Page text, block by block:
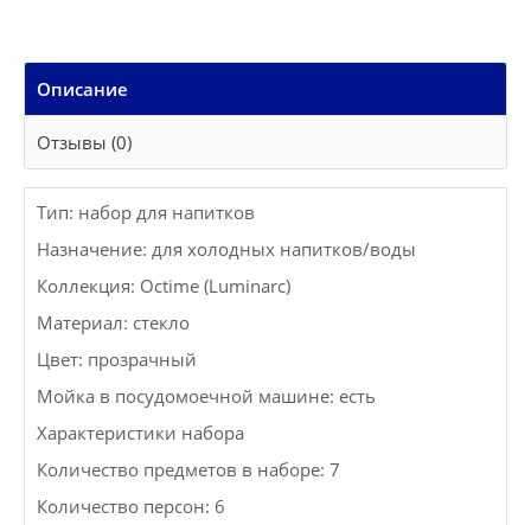
Описание
Отзывы (0)
Тип: набор для напитков
Назначение: для холодных напитков/воды
Коллекция: Octime (Luminarc)
Материал: стекло
Цвет: прозрачный
Мойка в посудомоечной машине: есть
Характеристики набора
Количество предметов в наборе: 7
Количество персон: 6